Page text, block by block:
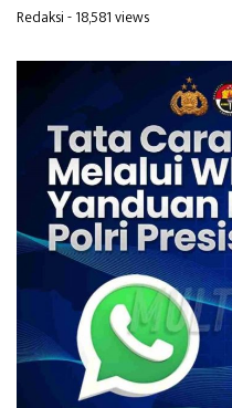
Redaksi- 18,581 views